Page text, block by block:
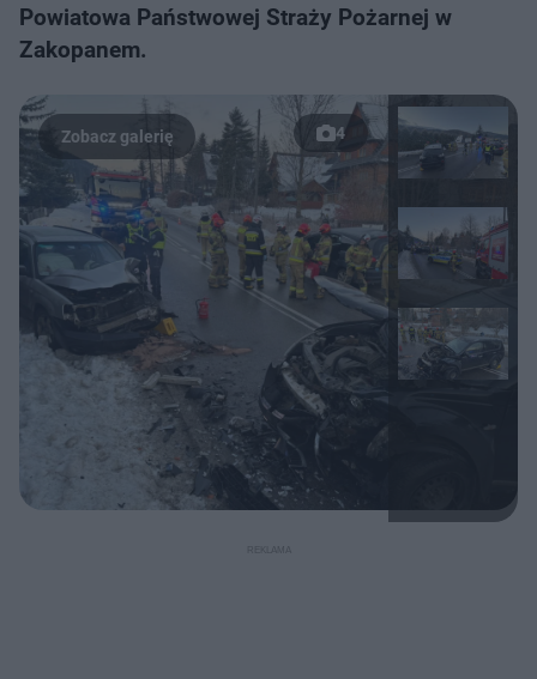
Powiatowa Państwowej Straży Pożarnej w
Zakopanem.
4